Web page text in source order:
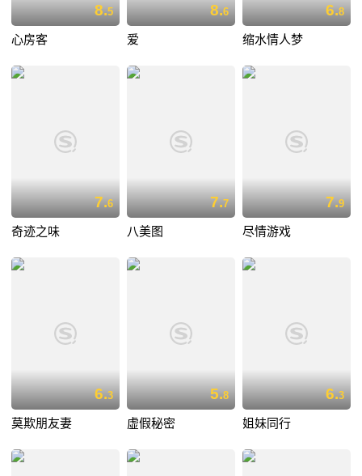
8.5
心房客
8.6
爱
6.8
缩水情人梦
7.6
奇迹之味
7.7
八美图
7.9
尽情游戏
6.3
莫欺朋友妻
5.8
虚假秘密
6.3
姐妹同行